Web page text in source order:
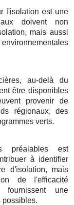
l'isolation est une
doivent non
mais aussi
au-delà du
être disponibles
provenir de
régionaux, des
verts.
préalables est
à identifier
d'isolation, mais
de l'efficacité
une
possibles.